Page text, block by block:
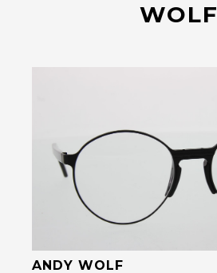
WOLF
ANDY WOLF